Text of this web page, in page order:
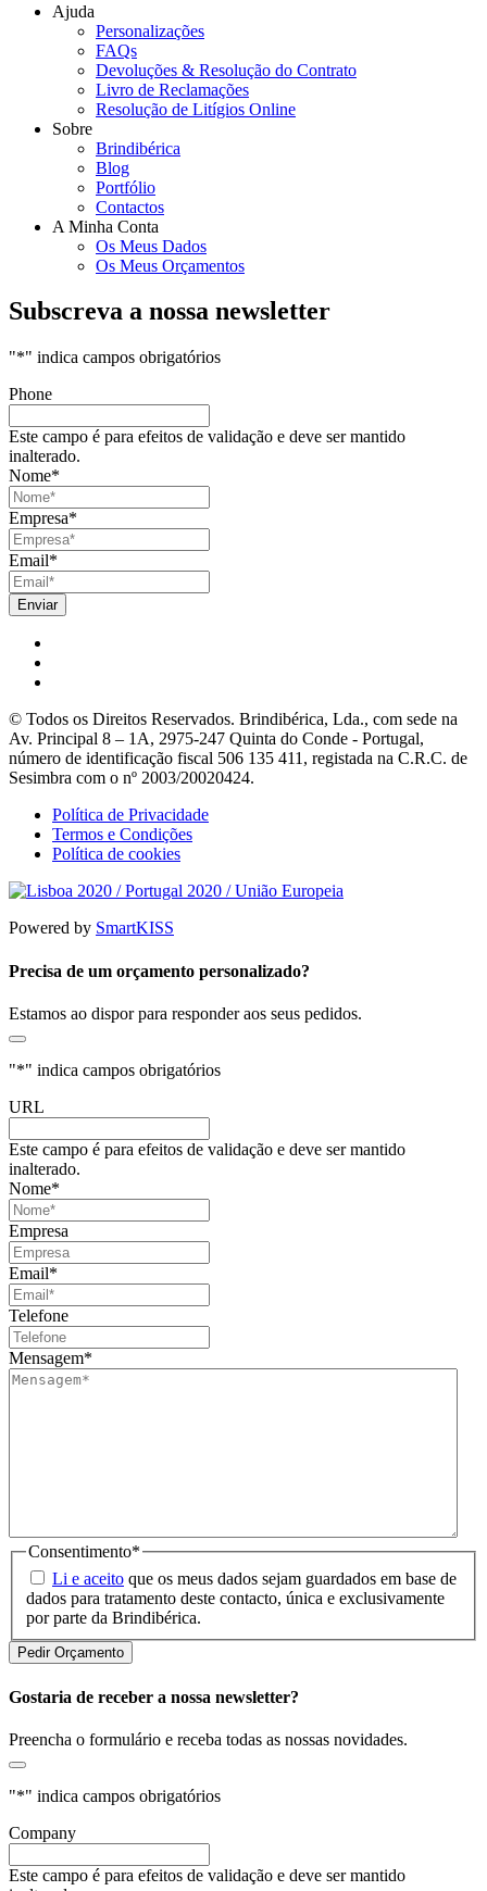
Ajuda
Personalizações
FAQs
Devoluções & Resolução do Contrato
Livro de Reclamações
Resolução de Litígios Online
Sobre
Brindibérica
Blog
Portfólio
Contactos
A Minha Conta
Os Meus Dados
Os Meus Orçamentos
Subscreva a nossa newsletter
"*" indica campos obrigatórios
Phone
Este campo é para efeitos de validação e deve ser mantido
inalterado.
Nome*
Empresa*
Email*
© Todos os Direitos Reservados. Brindibérica, Lda., com sede na
Av. Principal 8 – 1A, 2975-247 Quinta do Conde - Portugal,
número de identificação fiscal 506 135 411, registada na C.R.C. de
Sesimbra com o nº 2003/20020424.
Política de Privacidade
Termos e Condições
Política de cookies
Powered by SmartKISS
Precisa de um orçamento personalizado?
Estamos ao dispor para responder aos seus pedidos.
"*" indica campos obrigatórios
URL
Este campo é para efeitos de validação e deve ser mantido
inalterado.
Nome*
Empresa
Email*
Telefone
Mensagem*
Consentimento*
Li e aceito que os meus dados sejam guardados em base de
dados para tratamento deste contacto, única e exclusivamente
por parte da Brindibérica.
Gostaria de receber a nossa newsletter?
Preencha o formulário e receba todas as nossas novidades.
"*" indica campos obrigatórios
Company
Este campo é para efeitos de validação e deve ser mantido